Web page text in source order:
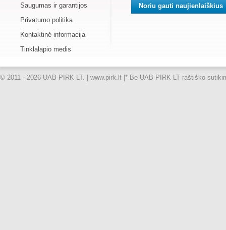
Saugumas ir garantijos
Privatumo politika
Kontaktinė informacija
Tinklalapio medis
© 2011 - 2026 UAB PIRK LT. | www.pirk.lt | * Be UAB PIRK LT raštiško